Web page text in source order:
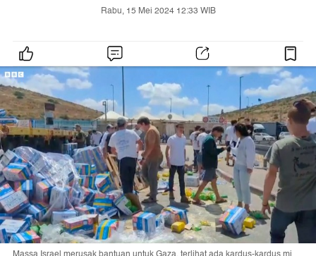
Rabu, 15 Mei 2024 12:33 WIB